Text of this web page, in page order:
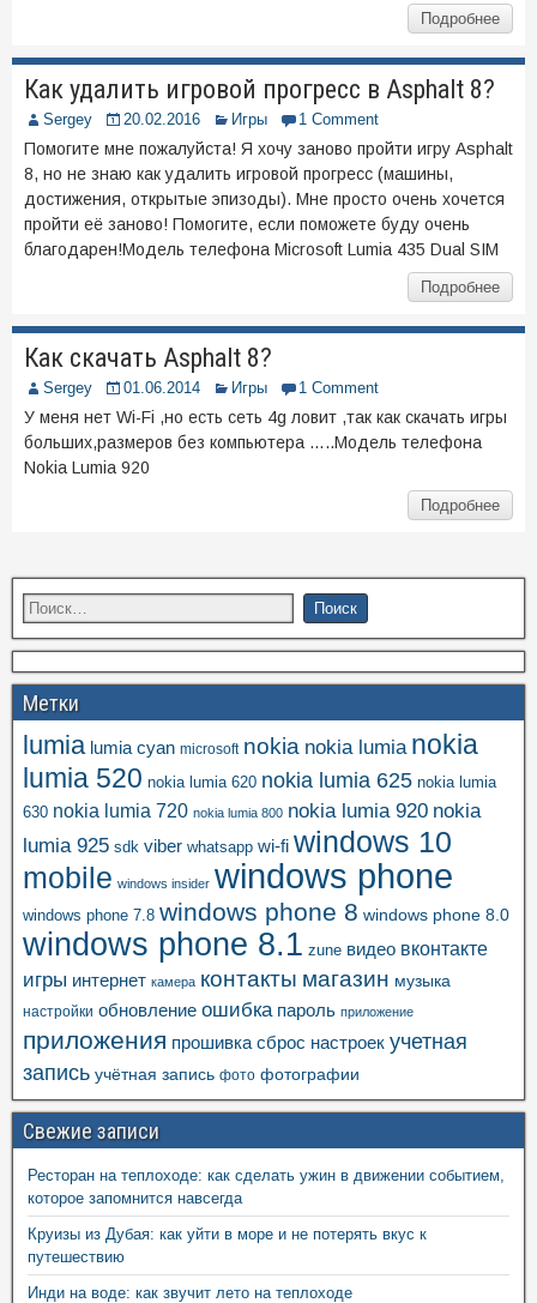
Подробнее
Как удалить игровой прогресс в Asphalt 8?
Sergey 20.02.2016 Игры 1 Comment
Помогите мне пожалуйста! Я хочу заново пройти игру Asphalt
8, но не знаю как удалить игровой прогресс (машины,
достижения, открытые эпизоды). Мне просто очень хочется
пройти её заново! Помогите, если поможете буду очень
благодарен!Модель телефона Microsoft Lumia 435 Dual SIM
Подробнее
Как скачать Asphalt 8?
Sergey 01.06.2014 Игры 1 Comment
У меня нет Wi-Fi ,но есть сеть 4g ловит ,так как скачать игры
больших,размеров без компьютера …..Модель телефона
Nokia Lumia 920
Подробнее
Метки
lumia lumia cyan microsoft nokia nokia lumia nokia
lumia 520 nokia lumia 620 nokia lumia 625 nokia lumia
630 nokia lumia 720 nokia lumia 800 nokia lumia 920 nokia
lumia 925 sdk viber whatsapp wi-fi windows 10
mobile windows insider windows phone
windows phone 7.8 windows phone 8 windows phone 8.0
windows phone 8.1 zune видео вконтакте
игры интернет камера контакты магазин музыка
настройки обновление ошибка пароль приложение
приложения прошивка сброс настроек учетная
запись учётная запись фото фотографии
Свежие записи
Ресторан на теплоходе: как сделать ужин в движении событием,
которое запомнится навсегда
Круизы из Дубая: как уйти в море и не потерять вкус к
путешествию
Инди на воде: как звучит лето на теплоходе